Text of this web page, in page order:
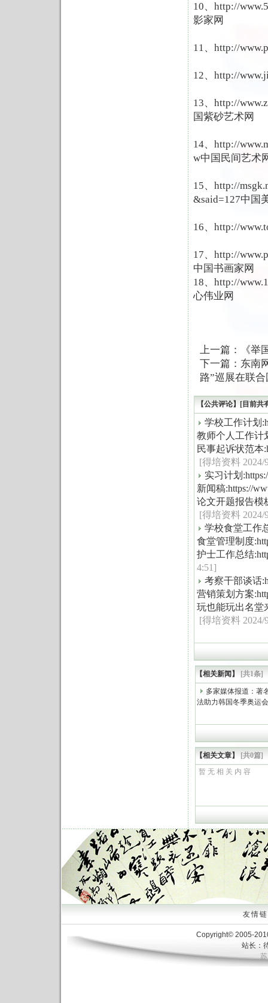
10、http://
影家网
11、http://
12、http://
13、http://
国紫砂艺术网
14、http://
w中国民间艺术
15、http://
&said=127中国
16、 http://
17、 http://
中国书画家网
18、http://
心伟业网
上一篇：
《举
下一篇： 东南
路”巡展在联
【公共评论】[目前共
学校工作计划
教师个人工作计
民事起诉状范本
[得培资料 2024/
实习计划
新闻稿:https://
论文开题报告模
[得培资料 2024/
学校食堂工作
食堂管理制度
护士工作总结
4:51]
考察干部谈话
营销策划方案
玩也能玩出名堂
[得培资料 2024/
【相关新闻】 [共1条]
多家媒体报道：著
法助力韩国冬季奥运会
【相关文章】
[共0篇]
暂 无 相 关 内 容
友情
Copyright© 2005-
站长：